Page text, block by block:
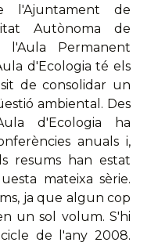
l'Ajuntament de
Autònoma de
l'Aula Permanent
d'Ecologia té els
de consolidar un
ambiental. Des
d'Ecologia ha
anuals i,
resums han estat
mateixa sèrie.
ja que algun cop
un sol volum. S'hi
de l'any 2008.